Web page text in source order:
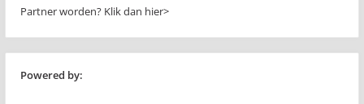
Partner worden? Klik dan hier>
Powered by: